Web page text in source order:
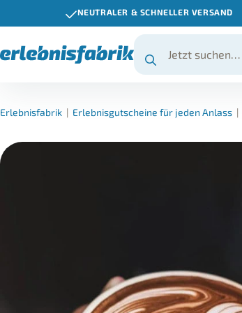
NEUTRALER & SCHNELLER VERSAND
Erlebnisfabrik | Erlebnisgutscheine für jeden Anlass |